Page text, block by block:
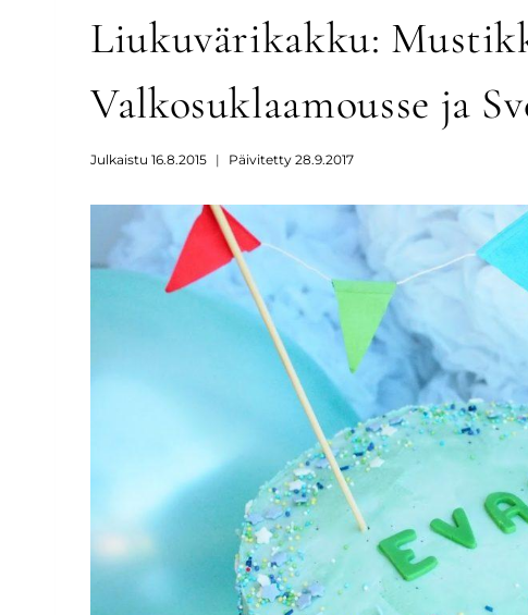
Liukuvärikakku:
Valkosuklaamousse ja
Julkaistu 16.8.2015 Päivitetty 28.9.2017